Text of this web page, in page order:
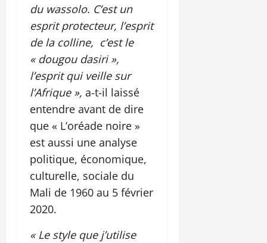
du wassolo. C’est un
esprit protecteur, l’esprit
de la colline, c’est le
« dougou dasiri »,
l’esprit qui veille sur
l’Afrique », a-t-il laissé
entendre avant de dire
que « L’oréade noire »
est aussi une analyse
politique, économique,
culturelle, sociale du
Mali de 1960 au 5 février
2020.
« Le style que j’utilise